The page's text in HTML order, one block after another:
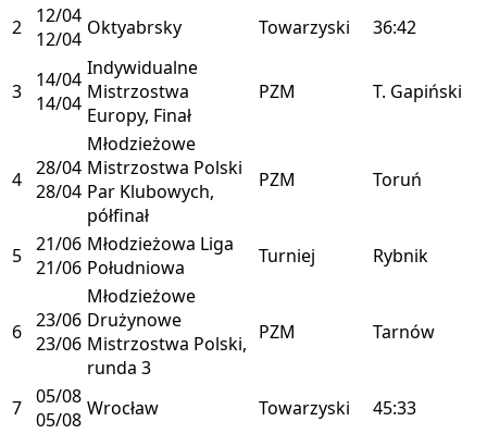
2
12/04
12/04 Oktyabrsky Towarzyski 36:42
3
14/04
14/04
Indywidualne
Mistrzostwa
Europy, Finał
PZM T. Gapiński
4 28/04
28/04
Młodzieżowe
Mistrzostwa Polski
Par Klubowych,
półfinał
PZM Toruń
5 21/06
21/06
Młodzieżowa Liga
Południowa
Turniej Rybnik
6 23/06
23/06
Młodzieżowe
Drużynowe
Mistrzostwa Polski,
runda 3
PZM Tarnów
7 05/08
05/08 Wrocław Towarzyski 45:33